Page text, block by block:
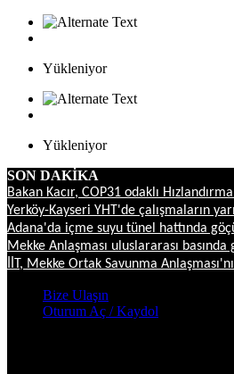
Yükleniyor
Yükleniyor
SON DAKİKA
Bakan Kacır, COP31 odaklı
Yerköy-Kayseri YHT'de çalışmaların
Adana'da içme suyu tünel hattında
Mekke Anlaşması uluslararası
İİT, Mekke Ortak Savunma
Bize Ulaşın
Oturum Aç / Kaydol